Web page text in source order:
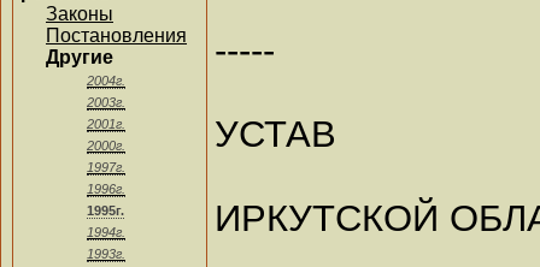
Законы
Постановления
Другие
2004г.
2003г.
2001г.
2000г.
1997г.
1996г.
1995г.
1994г.
1993г.
-----
УСТАВ
ИРКУТСКОЙ